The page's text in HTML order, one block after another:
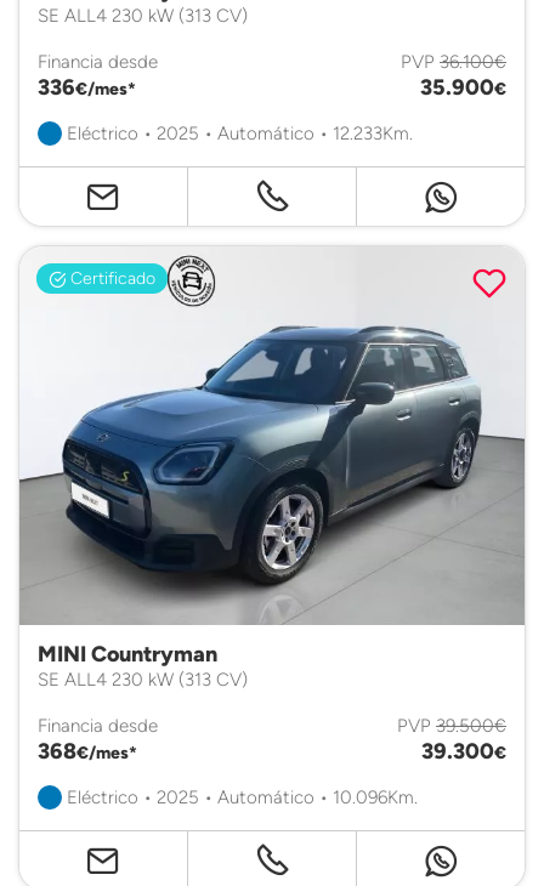
SE ALL4 230 kW (313 CV)
Financia desde
336€/mes*
PVP 36.100€
35.900€
Eléctrico • 2025 • Automático • 12.233Km.
Certificado
MINI Countryman
SE ALL4 230 kW (313 CV)
Financia desde
368€/mes*
PVP 39.500€
39.300€
Eléctrico • 2025 • Automático • 10.096Km.